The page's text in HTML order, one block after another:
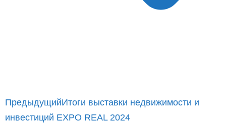
ПредыдущийИтоги выставки недвижимости и
инвестиций EXPO REAL 2024